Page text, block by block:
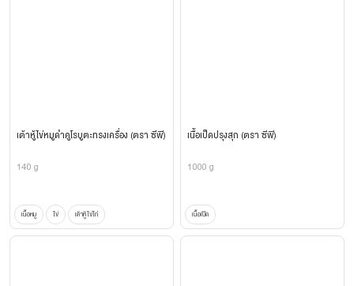
เต้าหู้ไข่หมูดำคูโรบูตะทรงเครื่อง (ตรา ซีพี)
140 g
เนื้อหมู ไข่ เต้าหู้ไข่ไก่
เนื้อเป็ดปรุงสุก (ตรา ซีพี)
1000 g
เนื้อเป็ด